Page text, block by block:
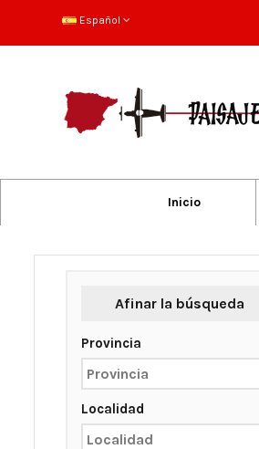
Español
Inicio
Afinar la búsqueda
Provincia
Localidad